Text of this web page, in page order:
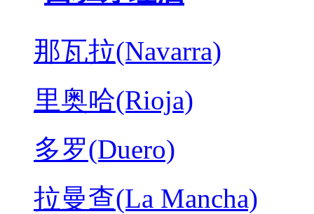
那瓦拉(Navarra)
里奥哈(Rioja)
多罗(Duero)
拉曼查(La Mancha)